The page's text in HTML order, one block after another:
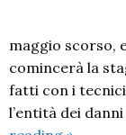
maggio scorso,
comincerà la
fatti con i
l’entità dei